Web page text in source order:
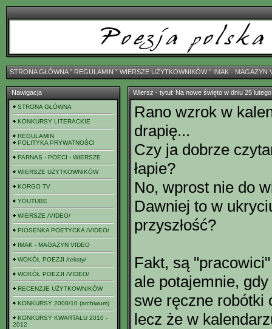
STRONA GŁÓWNAˇ REGULAMIN ˇ WIERSZE UŻYTKOWNIKÓWˇ IMAK - MAGAZYN
Nawigacja
STRONA GŁÓWNA
KONKURSY LITERACKIE
REGULAMIN
POLITYKA PRYWATNOŚCI
PARNAS - POECI - WIERSZE
WIERSZE UŻYTKOWNIKÓW
KORGO TV
YOUTUBE
WIERSZE /VIDEO/
PIOSENKA POETYCKA /VIDEO/
IMAK - MAGAZYN VIDEO
WOKÓŁ POEZJI /teksty/
WOKÓŁ POEZJI /VIDEO/
RECENZJE UŻYTKOWNIKÓW
KONKURSY 2008/10 (archiwum)
KONKURSY KWARTAŁU 2010 -
2012
Wiersz - tytuł: Na nowe święto w dniu 25 lutego
Rano wzrok w
drapię...
Czy ja dobrze
łapie?
No, wprost nie do
Dawniej to w
przyszłość?
Fakt, są
ale potajemnie,
swe ręczne robótki
lecz że w